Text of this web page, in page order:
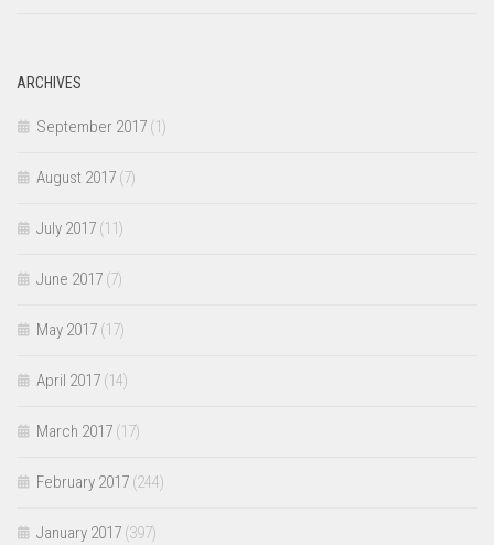
ARCHIVES
September 2017 (1)
August 2017 (7)
July 2017 (11)
June 2017 (7)
May 2017 (17)
April 2017 (14)
March 2017 (17)
February 2017 (244)
January 2017 (397)